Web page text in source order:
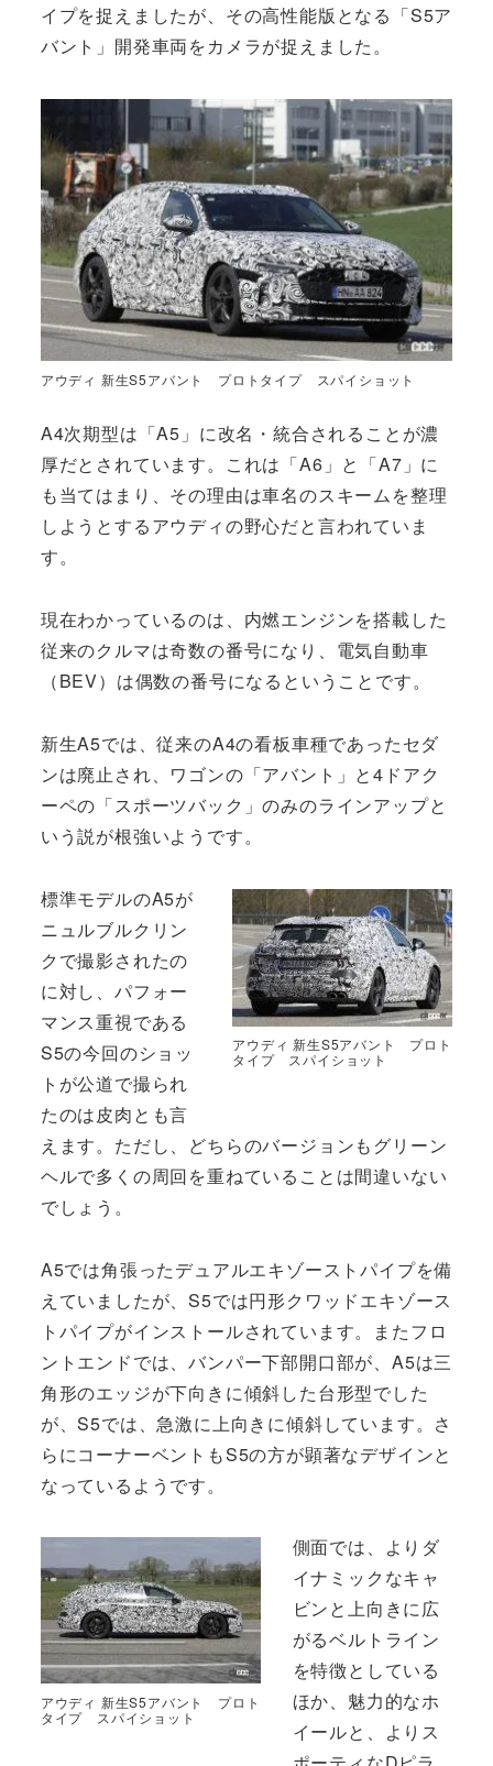
イプを捉えましたが、その高性能版となる「S5ア
バント」開発車両をカメラが捉えました。
アウディ 新生S5アバント プロトタイプ スパイショット
A4次期型は「A5」に改名・統合されることが濃
厚だとされています。これは「A6」と「A7」に
も当てはまり、その理由は車名のスキームを整理
しようとするアウディの野心だと言われていま
す。
現在わかっているのは、内燃エンジンを搭載した
従来のクルマは奇数の番号になり、電気自動車
（BEV）は偶数の番号になるということです。
新生A5では、従来のA4の看板車種であったセダ
ンは廃止され、ワゴンの「アバント」と4ドアク
ーペの「スポーツバック」のみのラインアップと
いう説が根強いようです。
アウディ 新生S5アバント プロト
タイプ スパイショット
標準モデルのA5が
ニュルブルクリン
クで撮影されたの
に対し、パフォー
マンス重視である
S5の今回のショッ
トが公道で撮られ
たのは皮肉とも言
えます。ただし、どちらのバージョンもグリーン
ヘルで多くの周回を重ねていることは間違いない
でしょう。
A5では角張ったデュアルエキゾーストパイプを備
えていましたが、S5では円形クワッドエキゾース
トパイプがインストールされています。またフロ
ントエンドでは、バンパー下部開口部が、A5は三
角形のエッジが下向きに傾斜した台形型でした
が、S5では、急激に上向きに傾斜しています。さ
らにコーナーベントもS5の方が顕著なデザインと
なっているようです。
アウディ 新生S5アバント プロト
タイプ スパイショット
側面では、よりダ
イナミックなキャ
ビンと上向きに広
がるベルトライン
を特徴としている
ほか、魅力的なホ
イールと、よりス